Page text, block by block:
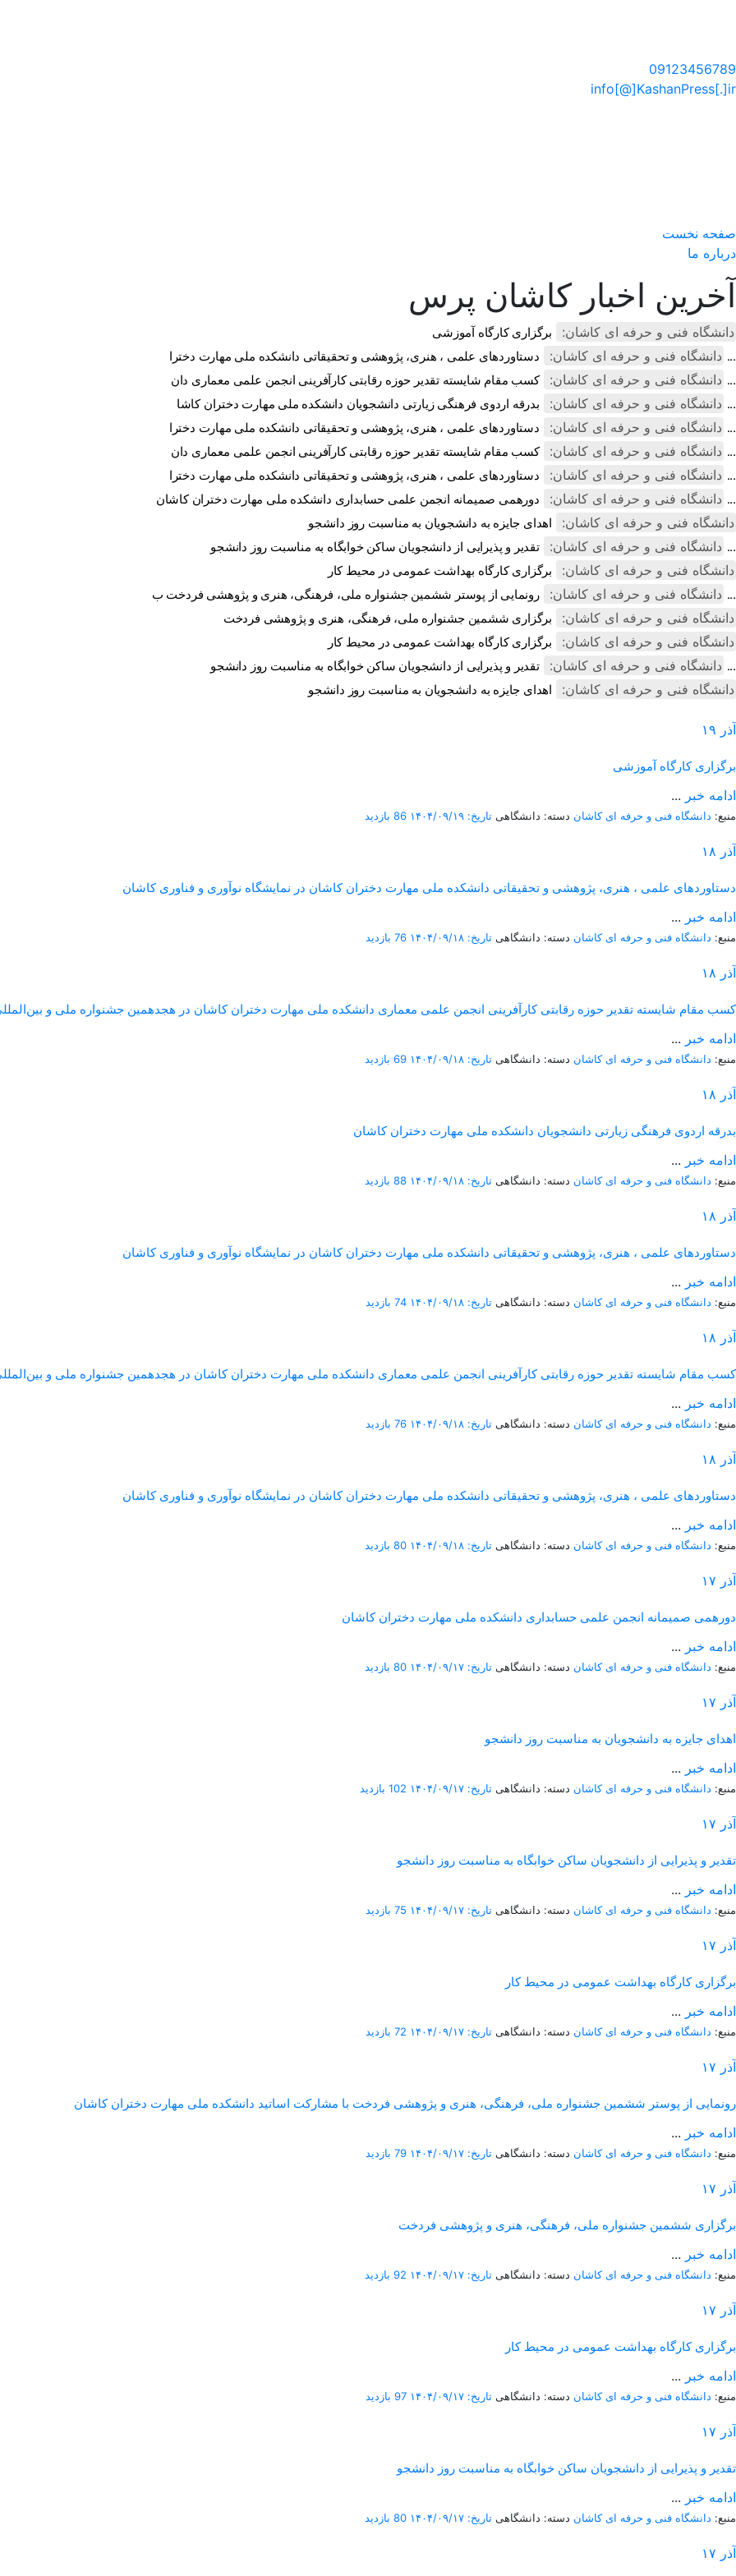
09123456789
info[@]KashanPress[.]ir
صفحه نخست
درباره ما
آخرین اخبار کاشان پرس
دانشگاه فنی و حرفه ای کاشان: برگزاری کارگاه آموزشی
دانشگاه فنی و حرفه ای کاشان: دستاوردهای علمی ، هنری، پژوهشی و تحقیقاتی دانشکده ملی مهارت دخترا ...
دانشگاه فنی و حرفه ای کاشان: کسب مقام شایسته تقدیر حوزه رقابتی کارآفرینی انجمن علمی معماری دان ...
دانشگاه فنی و حرفه ای کاشان: بدرقه اردوی فرهنگی زیارتی دانشجویان دانشکده ملی مهارت دختران کاشا ...
دانشگاه فنی و حرفه ای کاشان: دستاوردهای علمی ، هنری، پژوهشی و تحقیقاتی دانشکده ملی مهارت دخترا ...
دانشگاه فنی و حرفه ای کاشان: کسب مقام شایسته تقدیر حوزه رقابتی کارآفرینی انجمن علمی معماری دان ...
دانشگاه فنی و حرفه ای کاشان: دستاوردهای علمی ، هنری، پژوهشی و تحقیقاتی دانشکده ملی مهارت دخترا ...
دانشگاه فنی و حرفه ای کاشان: دورهمی صمیمانه انجمن علمی حسابداری دانشکده ملی مهارت دختران کاشان ...
دانشگاه فنی و حرفه ای کاشان: اهدای جایزه به دانشجویان به مناسبت روز دانشجو
دانشگاه فنی و حرفه ای کاشان: تقدیر و پذیرایی از دانشجویان ساکن خوابگاه به مناسبت روز دانشجو ...
دانشگاه فنی و حرفه ای کاشان: برگزاری کارگاه بهداشت عمومی در محیط کار
دانشگاه فنی و حرفه ای کاشان: رونمایی از پوستر ششمین جشنواره ملی، فرهنگی، هنری و پژوهشی فردخت ب ...
دانشگاه فنی و حرفه ای کاشان: برگزاری ششمین جشنواره ملی، فرهنگی، هنری و پژوهشی فردخت
دانشگاه فنی و حرفه ای کاشان: برگزاری کارگاه بهداشت عمومی در محیط کار
دانشگاه فنی و حرفه ای کاشان: تقدیر و پذیرایی از دانشجویان ساکن خوابگاه به مناسبت روز دانشجو ...
دانشگاه فنی و حرفه ای کاشان: اهدای جایزه به دانشجویان به مناسبت روز دانشجو
۱۹ آذر
برگزاری کارگاه آموزشی
... ادامه خبر
منبع: دانشگاه فنی و حرفه ای کاشان دسته: دانشگاهی تاریخ: ۱۴۰۴/۰۹/۱۹ 86 بازدید
۱۸ آذر
دستاوردهای علمی ، هنری، پژوهشی و تحقیقاتی دانشکده ملی مهارت دختران کاشان در نمایشگاه نوآوری و فناوری کاشان
... ادامه خبر
منبع: دانشگاه فنی و حرفه ای کاشان دسته: دانشگاهی تاریخ: ۱۴۰۴/۰۹/۱۸ 76 بازدید
۱۸ آذر
کسب مقام شایسته تقدیر حوزه رقابتی کارآفرینی انجمن علمی معماری دانشکده ملی مهارت دختران کاشان در هجدهمین جشنواره ملی و
... ادامه خبر
منبع: دانشگاه فنی و حرفه ای کاشان دسته: دانشگاهی تاریخ: ۱۴۰۴/۰۹/۱۸ 69 بازدید
۱۸ آذر
بدرقه اردوی فرهنگی زیارتی دانشجویان دانشکده ملی مهارت دختران کاشان
... ادامه خبر
منبع: دانشگاه فنی و حرفه ای کاشان دسته: دانشگاهی تاریخ: ۱۴۰۴/۰۹/۱۸ 88 بازدید
۱۸ آذر
دستاوردهای علمی ، هنری، پژوهشی و تحقیقاتی دانشکده ملی مهارت دختران کاشان در نمایشگاه نوآوری و فناوری کاشان
... ادامه خبر
منبع: دانشگاه فنی و حرفه ای کاشان دسته: دانشگاهی تاریخ: ۱۴۰۴/۰۹/۱۸ 74 بازدید
۱۸ آذر
کسب مقام شایسته تقدیر حوزه رقابتی کارآفرینی انجمن علمی معماری دانشکده ملی مهارت دختران کاشان در هجدهمین جشنواره ملی و
... ادامه خبر
منبع: دانشگاه فنی و حرفه ای کاشان دسته: دانشگاهی تاریخ: ۱۴۰۴/۰۹/۱۸ 76 بازدید
۱۸ آذر
دستاوردهای علمی ، هنری، پژوهشی و تحقیقاتی دانشکده ملی مهارت دختران کاشان در نمایشگاه نوآوری و فناوری کاشان
... ادامه خبر
منبع: دانشگاه فنی و حرفه ای کاشان دسته: دانشگاهی تاریخ: ۱۴۰۴/۰۹/۱۸ 80 بازدید
۱۷ آذر
دورهمی صمیمانه انجمن علمی حسابداری دانشکده ملی مهارت دختران کاشان
... ادامه خبر
منبع: دانشگاه فنی و حرفه ای کاشان دسته: دانشگاهی تاریخ: ۱۴۰۴/۰۹/۱۷ 80 بازدید
۱۷ آذر
اهدای جایزه به دانشجویان به مناسبت روز دانشجو
... ادامه خبر
منبع: دانشگاه فنی و حرفه ای کاشان دسته: دانشگاهی تاریخ: ۱۴۰۴/۰۹/۱۷ 102 بازدید
۱۷ آذر
تقدیر و پذیرایی از دانشجویان ساکن خوابگاه به مناسبت روز دانشجو
... ادامه خبر
منبع: دانشگاه فنی و حرفه ای کاشان دسته: دانشگاهی تاریخ: ۱۴۰۴/۰۹/۱۷ 75 بازدید
۱۷ آذر
برگزاری کارگاه بهداشت عمومی در محیط کار
... ادامه خبر
منبع: دانشگاه فنی و حرفه ای کاشان دسته: دانشگاهی تاریخ: ۱۴۰۴/۰۹/۱۷ 72 بازدید
۱۷ آذر
رونمایی از پوستر ششمین جشنواره ملی، فرهنگی، هنری و پژوهشی فردخت با مشارکت اساتید دانشکده ملی مهارت دختران کاشان
... ادامه خبر
منبع: دانشگاه فنی و حرفه ای کاشان دسته: دانشگاهی تاریخ: ۱۴۰۴/۰۹/۱۷ 79 بازدید
۱۷ آذر
برگزاری ششمین جشنواره ملی، فرهنگی، هنری و پژوهشی فردخت
... ادامه خبر
منبع: دانشگاه فنی و حرفه ای کاشان دسته: دانشگاهی تاریخ: ۱۴۰۴/۰۹/۱۷ 92 بازدید
۱۷ آذر
برگزاری کارگاه بهداشت عمومی در محیط کار
... ادامه خبر
منبع: دانشگاه فنی و حرفه ای کاشان دسته: دانشگاهی تاریخ: ۱۴۰۴/۰۹/۱۷ 97 بازدید
۱۷ آذر
تقدیر و پذیرایی از دانشجویان ساکن خوابگاه به مناسبت روز دانشجو
... ادامه خبر
منبع: دانشگاه فنی و حرفه ای کاشان دسته: دانشگاهی تاریخ: ۱۴۰۴/۰۹/۱۷ 80 بازدید
۱۷ آذر